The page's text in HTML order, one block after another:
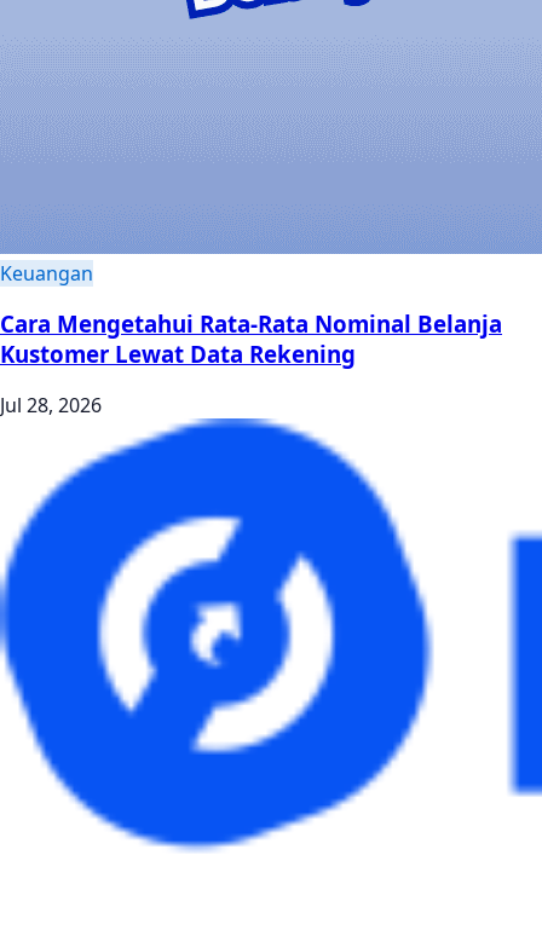
Keuangan
Cara Mengetahui Rata-Rata Nominal Belanja
Kustomer Lewat Data Rekening
Jul 28, 2026